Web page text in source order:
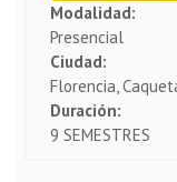
Modalidad:
Presencial
Ciudad:
Florencia,
Duración:
9 SEMESTRES